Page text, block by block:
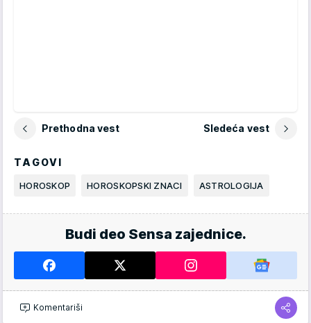
Prethodna vest Sledeća vest
TAGOVI
HOROSKOP HOROSKOPSKI ZNACI ASTROLOGIJA
Budi deo Sensa zajednice.
Komentariši